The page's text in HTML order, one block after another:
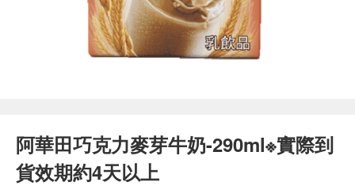
阿華田巧克力麥芽牛奶-290ml※實際到
貨效期約4天以上